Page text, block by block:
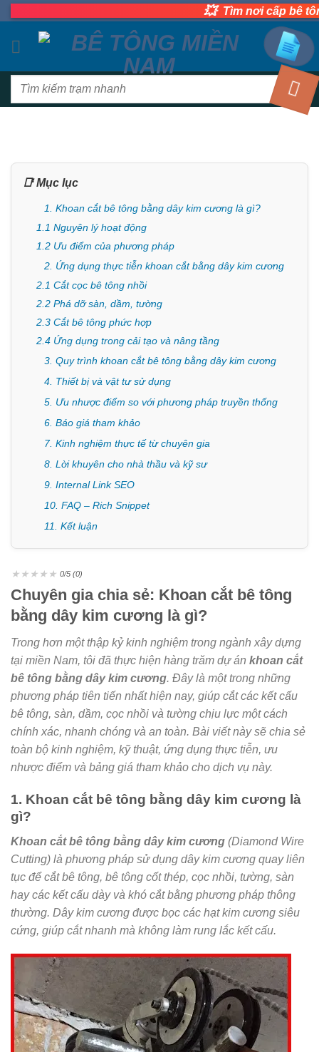
nội
Tìm nơi cấp bê tông tươi
Tìm
📑 Mục lục
1. Khoan cắt bê tông bằng dây kim cương là gì?
1.1 Nguyên lý hoạt động
1.2 Ưu điểm của phương pháp
2. Ứng dụng thực tiễn khoan cắt bằng dây kim cương
2.1 Cắt cọc bê tông nhồi
2.2 Phá dỡ sàn, dầm, tường
2.3 Cắt bê tông phức hợp
2.4 Ứng dụng trong cải tạo và nâng tầng
3. Quy trình khoan cắt bê tông bằng dây kim cương
4. Thiết bị và vật tư sử dụng
5. Ưu nhược điểm so với phương pháp truyền thống
6. Báo giá tham khảo
7. Kinh nghiệm thực tế từ chuyên gia
8. Lời khuyên cho nhà thầu và kỹ sư
9. Internal Link SEO
10. FAQ – Rich Snippet
11. Kết luận
★ ★ ★ ★ ★ 0/5 (0)
Chuyên gia chia sẻ: Khoan cắt bê tông
bằng dây kim cương là gì?
Trong hơn một thập kỷ kinh nghiệm trong ngành xây dựng
tại miền Nam, tôi đã thực hiện hàng trăm dự án khoan cắt
bê tông bằng dây kim cương. Đây là một trong những
phương pháp tiên tiến nhất hiện nay, giúp cắt các kết cấu
bê tông, sàn, dầm, cọc nhồi và tường chịu lực một cách
chính xác, nhanh chóng và an toàn. Bài viết này sẽ chia sẻ
toàn bộ kinh nghiệm, kỹ thuật, ứng dụng thực tiễn, ưu
nhược điểm và bảng giá tham khảo cho dịch vụ này.
1. Khoan cắt bê tông bằng dây kim cương là
gì?
Khoan cắt bê tông bằng dây kim cương (Diamond Wire
Cutting) là phương pháp sử dụng dây kim cương quay liên
tục để cắt bê tông, bê tông cốt thép, cọc nhồi, tường, sàn
hay các kết cấu dày và khó cắt bằng phương pháp thông
thường. Dây kim cương được bọc các hạt kim cương siêu
cứng, giúp cắt nhanh mà không làm rung lắc kết cấu.